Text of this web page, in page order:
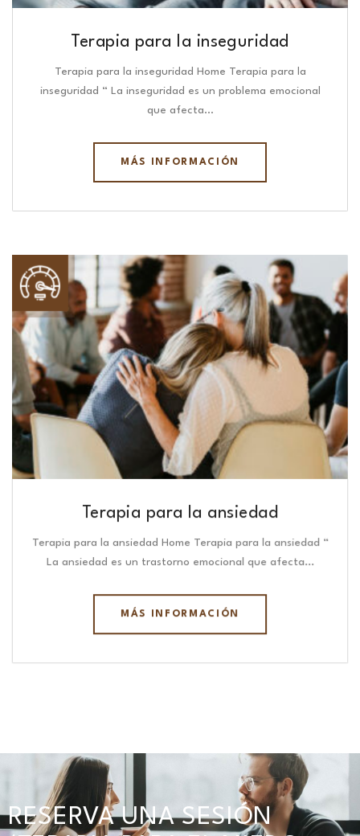
Terapia para la inseguridad
Terapia para la inseguridad Home Terapia para la
inseguridad “ La inseguridad es un problema emocional
que afecta…
MÁS INFORMACIÓN
Terapia para la ansiedad
Terapia para la ansiedad Home Terapia para la ansiedad “
La ansiedad es un trastorno emocional que afecta…
MÁS INFORMACIÓN
RESERVA UNA SESIÓN